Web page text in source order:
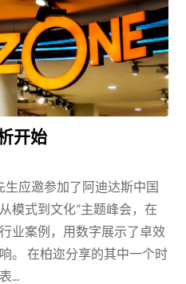
开始
应邀参加了阿迪达斯中国
模式到文化”主题峰会，在
业案例，用数字展示了卓效
。 在柏迩分享的其中一个时